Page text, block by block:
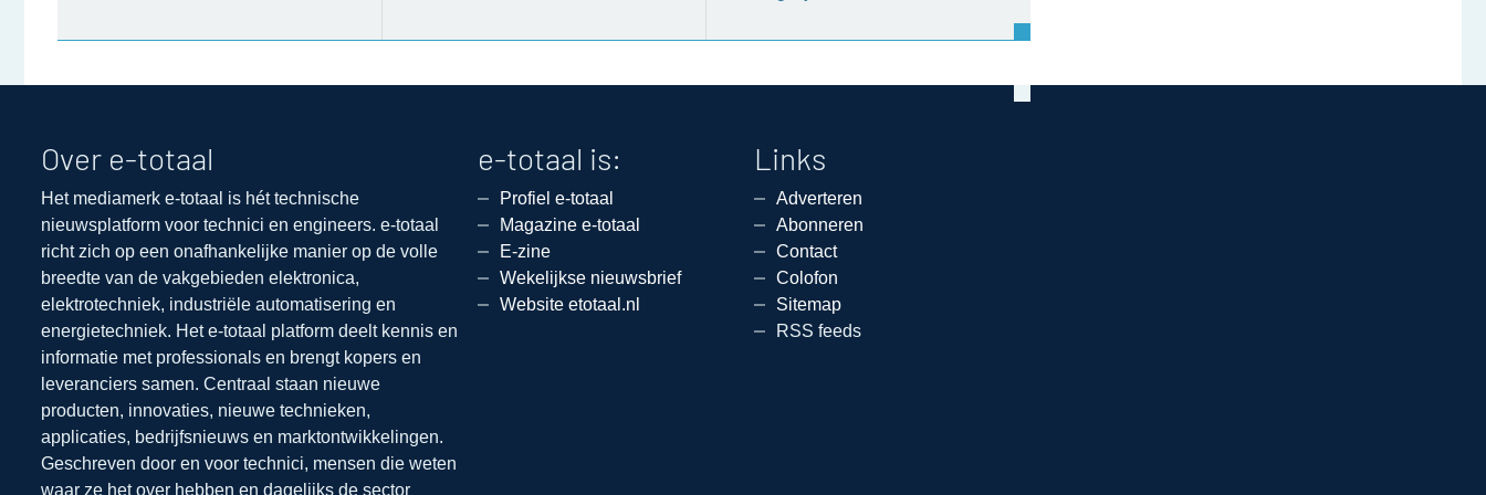
Over e-totaal
Het mediamerk e-totaal is hét technische
nieuwsplatform voor technici en engineers. e-totaal
richt zich op een onafhankelijke manier op de volle
breedte van de vakgebieden elektronica,
elektrotechniek, industriële automatisering en
energietechniek. Het e-totaal platform deelt kennis en
informatie met professionals en brengt kopers en
leveranciers samen. Centraal staan nieuwe
producten, innovaties, nieuwe technieken,
applicaties, bedrijfsnieuws en marktontwikkelingen.
Geschreven door en voor technici, mensen die weten
waar ze het over hebben en dagelijks de sector
e-totaal is:
Profiel e-totaal
Magazine e-totaal
E-zine
Wekelijkse nieuwsbrief
Website etotaal.nl
Links
Adverteren
Abonneren
Contact
Colofon
Sitemap
RSS feeds